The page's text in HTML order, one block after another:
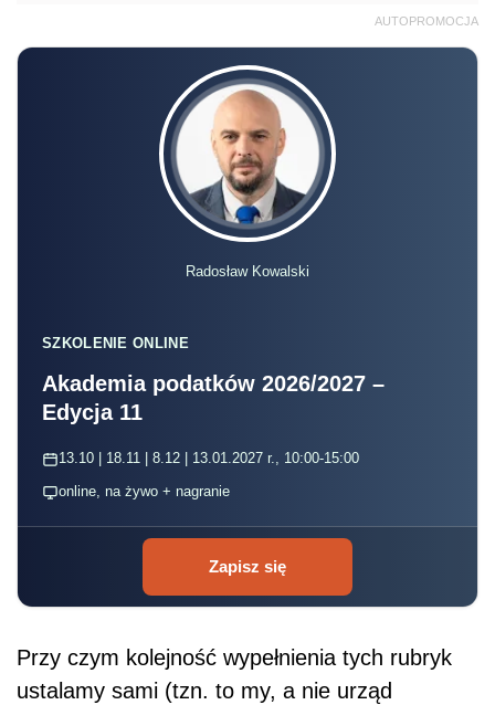
AUTOPROMOCJA
Radosław Kowalski
SZKOLENIE ONLINE
Akademia podatków 2026/2027 –
Edycja 11
13.10 | 18.11 | 8.12 | 13.01.2027 r., 10:00-15:00
online, na żywo + nagranie
Zapisz się
Przy czym kolejność wypełnienia tych rubryk
ustalamy sami (tzn. to my, a nie urząd